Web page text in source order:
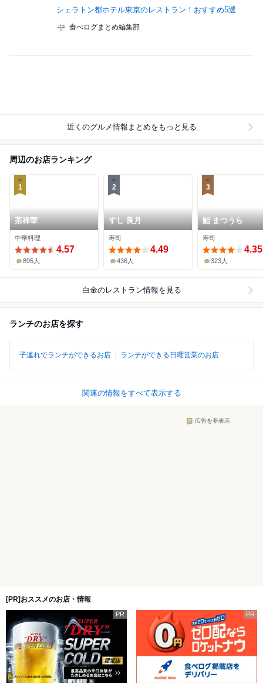
シェラトン都ホテル東京のレストラン！おすすめ5選
食べログまとめ編集部
近くのグルメ情報まとめをもっと見る
周辺のお店ランキング
1
茶禅華
中華料理
4.57
895人
2
すし 良月
寿司
4.49
436人
3
鮨 まつうら
寿司
4.35
323人
白金のレストラン情報を見る
ランチのお店を探す
子連れでランチができるお店 ランチができる日曜営業のお店
関連の情報をすべて表示する
広告を非表示
[PR]おススメのお店・情報
PR PR